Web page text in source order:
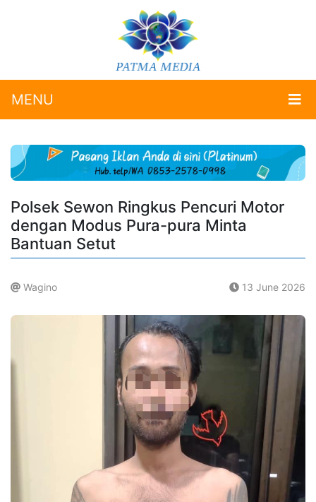
MENU
Polsek Sewon Ringkus Pencuri Motor
dengan Modus Pura-pura Minta
Bantuan Setut
Wagino 13 June 2026